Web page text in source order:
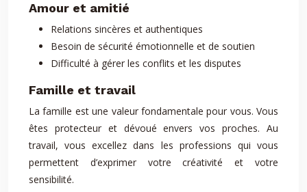
Amour et amitié
Relations sincères et authentiques
Besoin de sécurité émotionnelle et de soutien
Difficulté à gérer les conflits et les disputes
Famille et travail
La famille est une valeur fondamentale pour vous. Vous
êtes protecteur et dévoué envers vos proches. Au
travail, vous excellez dans les professions qui vous
permettent d’exprimer votre créativité et votre
sensibilité.